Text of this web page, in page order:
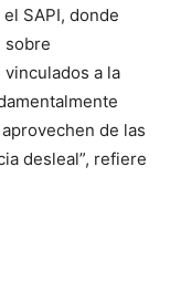
SAPI, donde
sobre
a la
de las
desleal”, refiere